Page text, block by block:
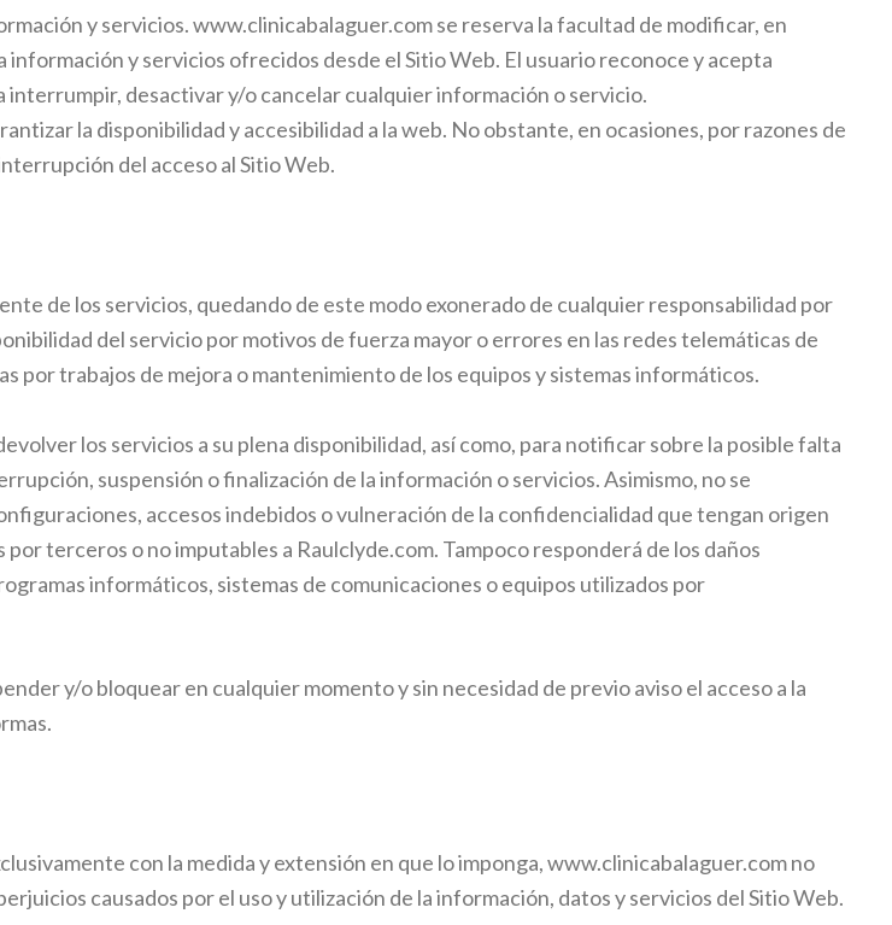
y servicios.www.clinicabalaguer.comse reserva la facultad de modificar, en
y servicios ofrecidos desde el Sitio Web. El usuario reconoce y acepta
interrumpir, desactivar y/o cancelar cualquier información o servicio.
la disponibilidad y accesibilidad a la web. No obstante, en ocasiones, por razones de
del acceso al Sitio Web.
de los servicios, quedando de este modo exonerado de cualquier responsabilidad por
del servicio por motivos de fuerza mayor o errores en las redes telemáticas de
por trabajos de mejora o mantenimiento de los equipos y sistemas informáticos.
los servicios a su plena disponibilidad, así como, para notificar sobre la posible falta
suspensión o finalización de la información o servicios. Asimismo, no se
accesos indebidos o vulneración de la confidencialidad que tengan origen
terceros o no imputables a Raulclyde.com. Tampoco responderá de los daños
informáticos, sistemas de comunicaciones o equipos utilizados por
y/o bloquear en cualquier momento y sin necesidad de previo aviso el acceso a la
con la medida y extensión en que lo imponga,www.clinicabalaguer.comno
causados por el uso y utilización de la información, datos y servicios del Sitio Web.